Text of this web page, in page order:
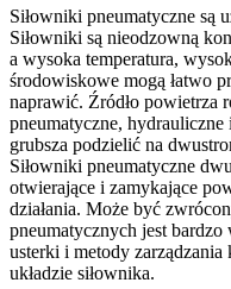
Siłowniki pneumatyczne są
Siłowniki są nieodzowną
a wysoka temperatura,
środowiskowe mogą łatwo
naprawić. Źródło powietrza
pneumatyczne,
grubsza podzielić na
Siłowniki pneumatyczne
otwierające i zamykające
działania. Może być
pneumatycznych jest
usterki i metody
układzie siłownika.